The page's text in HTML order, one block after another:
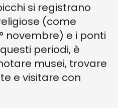
si registrano
(come
novembre) e i ponti
periodi, è
musei, trovare
e visitare con